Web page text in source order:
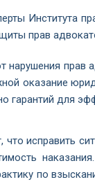
Института
прав
нарушения
оказание
гарантий для
что исправить
по